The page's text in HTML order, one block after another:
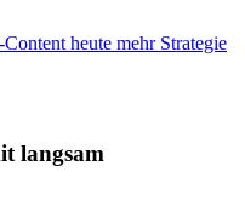
heute mehr Strategie
langsam